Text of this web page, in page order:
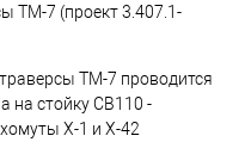
ТМ-7 (проект 3.407.1-
ТМ-7 проводится
на стойку СВ110 -
Х-1 и Х-42